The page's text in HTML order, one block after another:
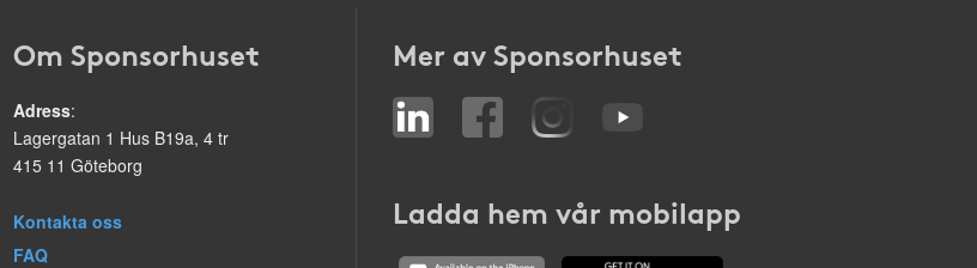
Om Sponsorhuset
Adress:
Lagergatan 1 Hus B19a, 4 tr
415 11 Göteborg
Kontakta oss
FAQ
Mer av Sponsorhuset
Ladda hem vår mobilapp